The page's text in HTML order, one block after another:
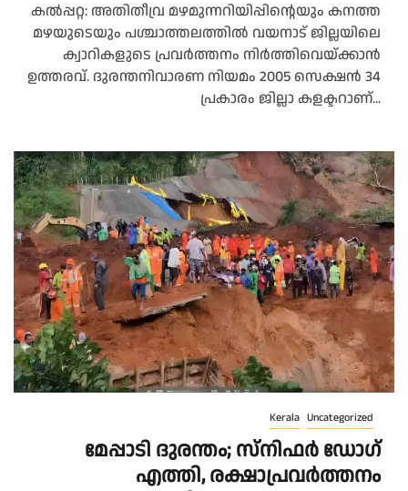
കൽപ്പറ്റ: അതിതീവ്ര മഴമുന്നറിയിപ്പിൻ്റെയും കനത്ത
മഴയുടെയും പശ്ചാത്തലത്തിൽ വയനാട് ജില്ലയിലെ
ക്വാറികളുടെ പ്രവർത്തനം നിർത്തിവെയ്ക്കാൻ
ഉത്തരവ്. ദുരന്തനിവാരണ നിയമം 2005 സെക്ഷൻ 34
പ്രകാരം ജില്ലാ കളക്ടറാണ്...
Kerala Uncategorized
മേപ്പാടി ദുരന്തം; സ്നിഫർ ഡോഗ്
എത്തി, രക്ഷാപ്രവർത്തനം